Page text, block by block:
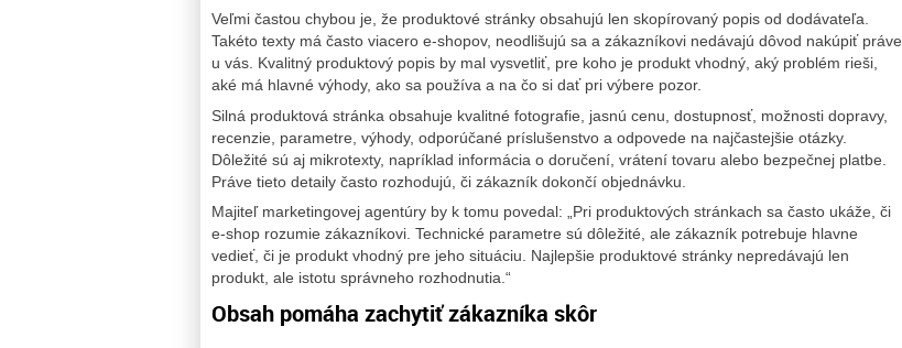
Veľmi častou chybou je, že produktové stránky obsahujú len skopírovaný popis od dodávateľa.
Takéto texty má často viacero e-shopov, neodlišujú sa a zákazníkovi nedávajú dôvod nakúpiť práve
u vás. Kvalitný produktový popis by mal vysvetliť, pre koho je produkt vhodný, aký problém rieši,
aké má hlavné výhody, ako sa používa a na čo si dať pri výbere pozor.
Silná produktová stránka obsahuje kvalitné fotografie, jasnú cenu, dostupnosť, možnosti dopravy,
recenzie, parametre, výhody, odporúčané príslušenstvo a odpovede na najčastejšie otázky.
Dôležité sú aj mikrotexty, napríklad informácia o doručení, vrátení tovaru alebo bezpečnej platbe.
Práve tieto detaily často rozhodujú, či zákazník dokončí objednávku.
Majiteľ marketingovej agentúry by k tomu povedal: „Pri produktových stránkach sa často ukáže, či
e-shop rozumie zákazníkovi. Technické parametre sú dôležité, ale zákazník potrebuje hlavne
vedieť, či je produkt vhodný pre jeho situáciu. Najlepšie produktové stránky nepredávajú len
produkt, ale istotu správneho rozhodnutia.“
Obsah pomáha zachytiť zákazníka skôr